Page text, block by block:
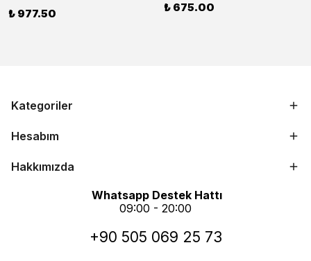
₺ 977.50 ₺ 675.00
Kategoriler
Hesabım
Hakkımızda
Whatsapp Destek Hattı
09:00 - 20:00
+90 505 069 25 73